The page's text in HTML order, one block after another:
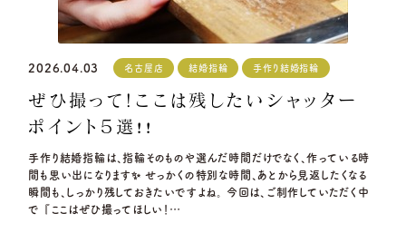
2026.04.03 名古屋店 結婚指輪 手作り結婚指輪
ぜひ撮って！ここは残したいシャッター
ポイント５選!!
手作り結婚指輪は、指輪そのものや選んだ時間だけでなく、作っている時
間も思い出になります✨ せっかくの特別な時間、あとから見返したくなる
瞬間も、しっかり残しておきたいですよね。 今回は、ご制作していただく中
で 『ここはぜひ撮ってほしい！…